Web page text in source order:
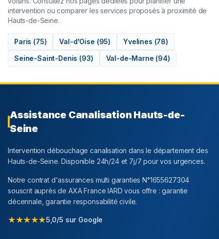
intervention ou comparer les services proposés à proximité de
Hauts-de-Seine.
Paris (75) Val-d'Oise (95) Yvelines (78)
Seine-Saint-Denis (93) Val-de-Marne (94)
Assistance Canalisation Hauts-de-
Seine
Intervention débouchage canalisation dans le département des
Hauts-de-Seine. Disponible 24h/24 et 7j/7 pour vos urgences.
Notre contrat d'assurances multi garanties N°1655627304
souscrit auprès de AXA France IARD vous offre : garantie
décennale, garantie responsabilité civile.
★★★★★5,0/5 sur Google